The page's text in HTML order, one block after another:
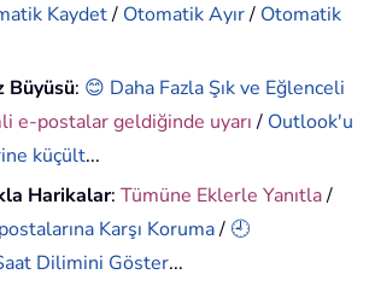
Kaydet/ Otomatik Ayır/ Otomatik
Büyüsü: 😊 Daha Fazla Şık ve Eğlenceli
e-postalar geldiğinde uyarı/ Outlook'u
küçült...
Harikalar:Tümüne Eklerle Yanıtla/
Karşı Koruma/ 🕘
Dilimini Göster...